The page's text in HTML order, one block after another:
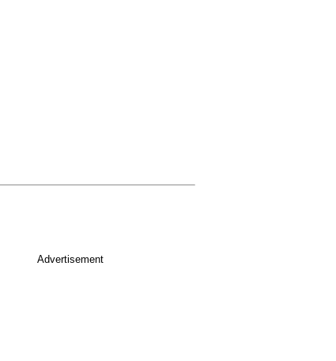
Advertisement